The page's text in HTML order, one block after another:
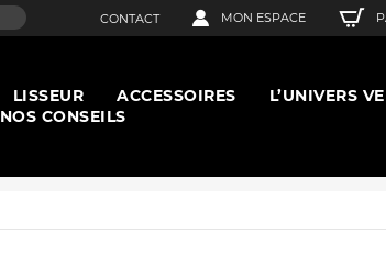
CONTACT MON ESPACE
LISSEUR ACCESSOIRES
L’UNIVERS
NOS CONSEILS